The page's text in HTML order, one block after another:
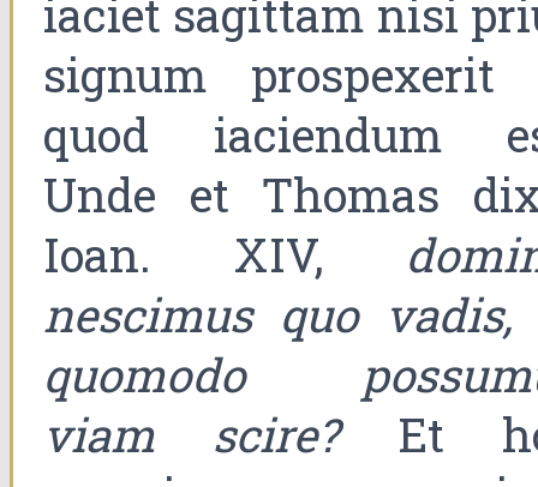
iaciet sagittam nisi
signum prospexerit
quod iaciendum
Unde et Thomas
Ioan. XIV,
nescimus quo vadis,
quomodo
viam scire?Et